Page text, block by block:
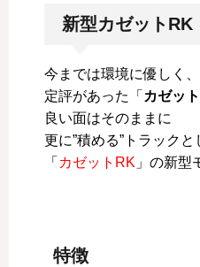
新型カゼットRK
今までは環境に優しく
定評があった「 カゼッ
良い面はそのままに
更に”積める”トラックと
「 カゼットRK 」の新型
特徴